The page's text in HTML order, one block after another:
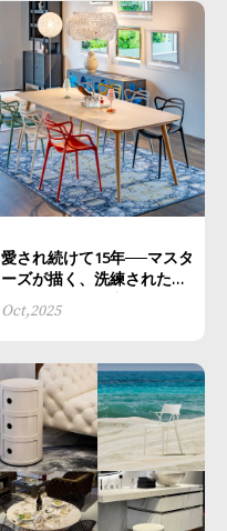
愛され続けて15年──マスタ
ーズが描く、洗練されたラ
イフスタイルと空間づくり
Oct,2025